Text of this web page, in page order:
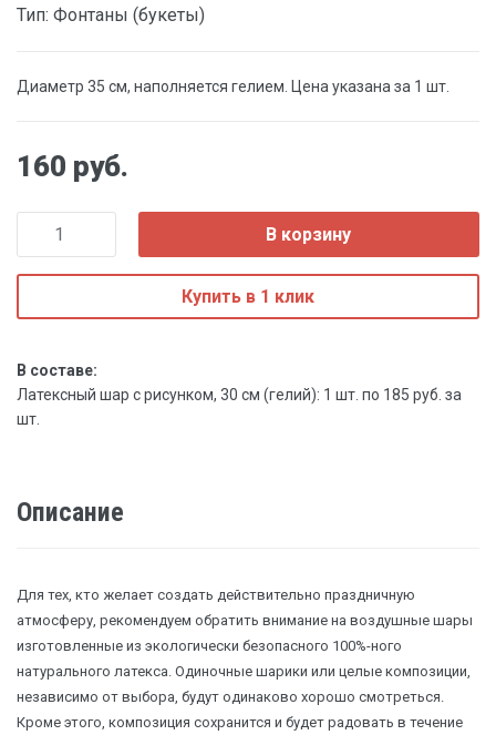
Тип: Фонтаны (букеты)
Диаметр 35 см, наполняется гелием. Цена указана за 1 шт.
160 руб.
В корзину
Купить в 1 клик
В составе:
Латексный шар с рисунком, 30 см (гелий): 1 шт. по 185 руб. за
шт.
Описание
Для тех, кто желает создать действительно праздничную
атмосферу, рекомендуем обратить внимание на воздушные шары
изготовленные из экологически безопасного 100%-ного
натурального латекса. Одиночные шарики или целые композиции,
независимо от выбора, будут одинаково хорошо смотреться.
Кроме этого, композиция сохранится и будет радовать в течение